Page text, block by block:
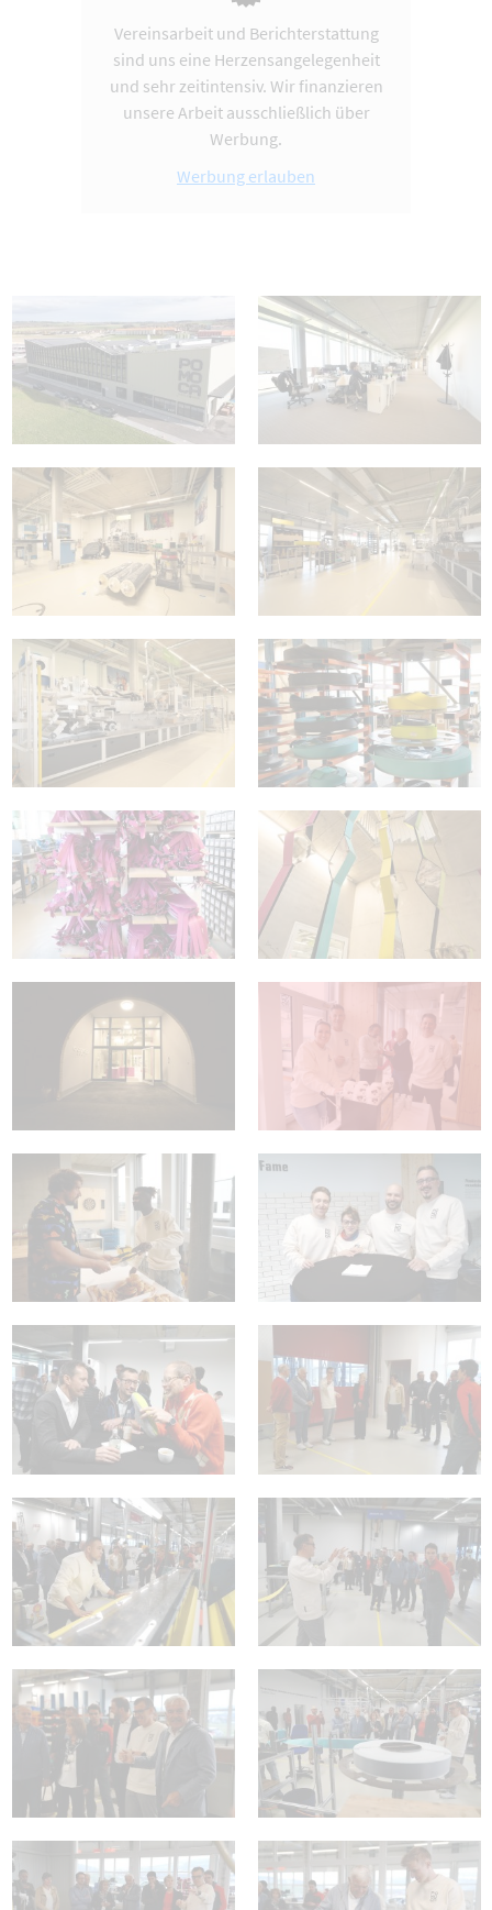
Vereinsarbeit und Berichterstattung
sind uns eine Herzensangelegenheit
und sehr zeitintensiv. Wir finanzieren
unsere Arbeit ausschließlich über
Werbung.
Werbung erlauben